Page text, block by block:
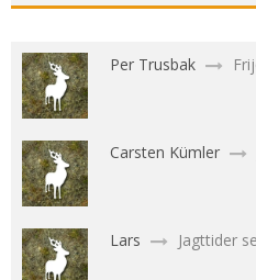
Per Trusbak
Carsten Kümler
Lars Jagttider